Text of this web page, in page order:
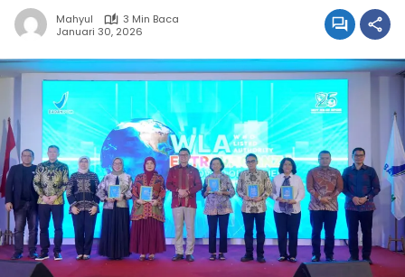
Mahyul
3 Min Baca
Januari 30, 2026